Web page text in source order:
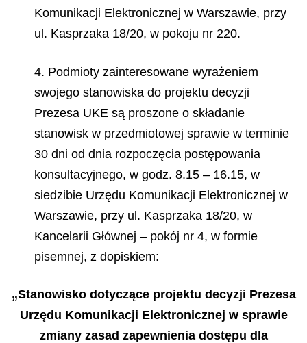
Komunikacji Elektronicznej w Warszawie, przy
ul. Kasprzaka 18/20, w pokoju nr 220.
4. Podmioty zainteresowane wyrażeniem
swojego stanowiska do projektu decyzji
Prezesa UKE są proszone o składanie
stanowisk w przedmiotowej sprawie w terminie
30 dni od dnia rozpoczęcia postępowania
konsultacyjnego, w godz. 8.15 – 16.15, w
siedzibie Urzędu Komunikacji Elektronicznej w
Warszawie, przy ul. Kasprzaka 18/20, w
Kancelarii Głównej – pokój nr 4, w formie
pisemnej, z dopiskiem:
„Stanowisko dotyczące projektu decyzji Prezesa
Urzędu Komunikacji Elektronicznej w sprawie
zmiany zasad zapewnienia dostępu dla